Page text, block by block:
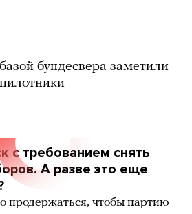
бундесвера заметили
с требованием снять
А разве это еще
продержаться, чтобы партию